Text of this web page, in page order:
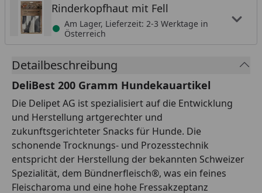
Rinderkopfhaut mit Fell
Am Lager, Lieferzeit: 2-3 Werktage in
Österreich
Detailbeschreibung
DeliBest 200 Gramm Hundekauartikel
Die Delipet AG ist spezialisiert auf die Entwicklung
und Herstellung artgerechter und
zukunftsgerichteter Snacks für Hunde. Die
schonende Trocknungs- und Prozesstechnik
entspricht der Herstellung der bekannten Schweizer
Spezialität, dem Bündnerfleisch®, was ein feines
Fleischaroma und eine hohe Fressakzeptanz